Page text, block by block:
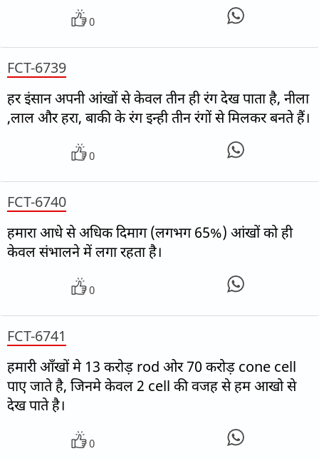
0
FCT-6739
हर इंसान अपनी आंखों से केवल तीन ही रंग देख पाता है, नीला
,लाल और हरा, बाकी के रंग इन्ही तीन रंगों से मिलकर बनते हैं।
0
FCT-6740
हमारा आधे से अधिक दिमाग (लगभग 65%) आंखों को ही
केवल संभालने में लगा रहता है।
0
FCT-6741
हमारी आँखों मे 13 करोड़ rod ओर 70 करोड़ cone cell
पाए जाते है, जिनमे केवल 2 cell की वजह से हम आखो से
देख पाते है।
0